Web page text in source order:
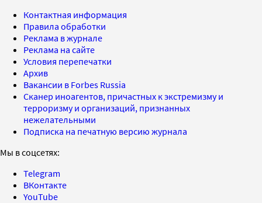
Контактная информация
Правила обработки
Реклама в журнале
Реклама на сайте
Условия перепечатки
Архив
Вакансии в Forbes Russia
Сканер иноагентов, причастных к экстремизму и
терроризму и организаций, признанных
нежелательными
Подписка на печатную версию журнала
Мы в соцсетях:
Telegram
ВКонтакте
YouTube